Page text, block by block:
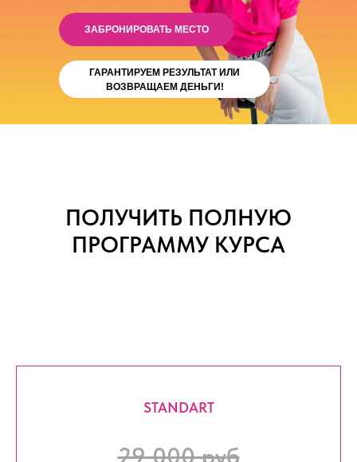
ЗАБРОНИРОВАТЬ МЕСТО
ГАРАНТИРУЕМ РЕЗУЛЬТАТ ИЛИ
ВОЗВРАЩАЕМ ДЕНЬГИ!
ПОЛУЧИТЬ ПОЛНУЮ
ПРОГРАММУ КУРСА
STANDART
29 000 руб